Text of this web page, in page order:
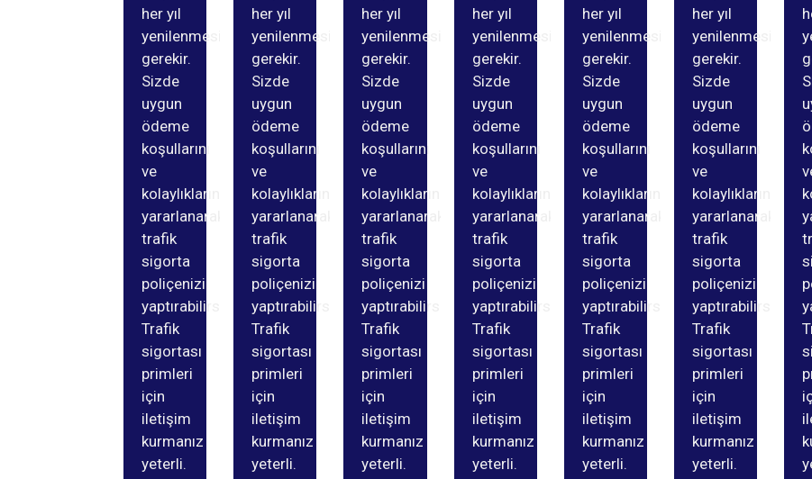
her yıl
yenilenmesi
gerekir.
Sizde
uygun
ödeme
koşullarını
ve
kolaylıklarından
yararlanarak
trafik
sigorta
poliçenizi
yaptırabilirsiniz.
Trafik
sigortası
primleri
için
iletişim
kurmanız
yeterli.
her yıl
yenilenmesi
gerekir.
Sizde
uygun
ödeme
koşullarını
ve
kolaylıklarından
yararlanarak
trafik
sigorta
poliçenizi
yaptırabilirsiniz.
Trafik
sigortası
primleri
için
iletişim
kurmanız
yeterli.
her yıl
yenilenmesi
gerekir.
Sizde
uygun
ödeme
koşullarını
ve
kolaylıklarından
yararlanarak
trafik
sigorta
poliçenizi
yaptırabilirsiniz.
Trafik
sigortası
primleri
için
iletişim
kurmanız
yeterli.
her yıl
yenilenmesi
gerekir.
Sizde
uygun
ödeme
koşullarını
ve
kolaylıklarından
yararlanarak
trafik
sigorta
poliçenizi
yaptırabilirsiniz.
Trafik
sigortası
primleri
için
iletişim
kurmanız
yeterli.
her yıl
yenilenmesi
gerekir.
Sizde
uygun
ödeme
koşullarını
ve
kolaylıklarından
yararlanarak
trafik
sigorta
poliçenizi
yaptırabilirsiniz.
Trafik
sigortası
primleri
için
iletişim
kurmanız
yeterli.
her yıl
yenilenmesi
gerekir.
Sizde
uygun
ödeme
koşullarını
ve
kolaylıklarından
yararlanarak
trafik
sigorta
poliçenizi
yaptırabilirsiniz.
Trafik
sigortası
primleri
için
iletişim
kurmanız
yeterli.